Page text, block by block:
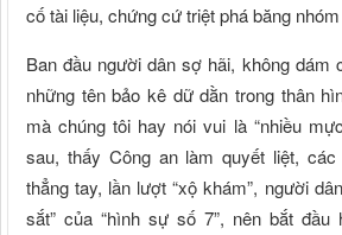
cố tài liệu, chứng cứ triệt phá băng
Ban đầu người dân sợ hãi, không dám
những tên bảo kê dữ dằn trong thân
mà chúng tôi hay nói vui là “nhiều
sau, thấy Công an làm quyết liệt,
thẳng tay, lần lượt “xộ khám”, người
sắt” của “hình sự số 7”, nên bắt